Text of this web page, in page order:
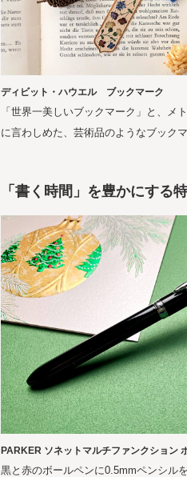
ディビット・ハウエル ブックマーク
「世界一美しいブックマーク」と、メ
に言わしめた、芸術品のようなブック
「書く時間」を豊かにする
PARKER ソネットマルチファンクション
黒と赤のボールペンに0.5mmペンシル